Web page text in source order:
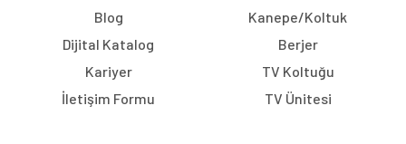
Blog
Dijital Katalog
Kariyer
İletişim Formu
Kanepe/Koltuk
Berjer
TV Koltuğu
TV Ünitesi